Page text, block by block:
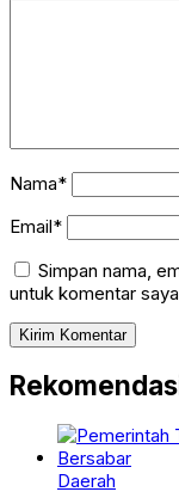
Nama*
Email*
Simpan nama,
untuk komentar
Daerah